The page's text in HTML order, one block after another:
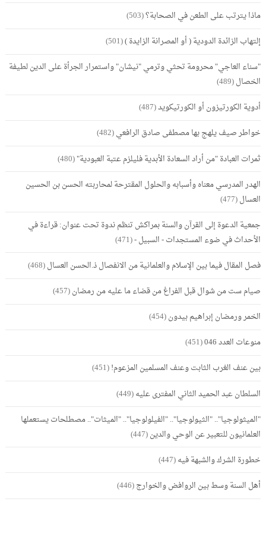
ماذا يترتب على الطعن في الصحابة؟(503)
إلتهاب الزائدة الدودية ( أو المصرانة الزايدة )(501)
"سناء العاجي" محرومة تحثي وترمي "نيشان" واستمرار الجرأة على الدين لطيفة
الخصال(489)
أدوية الكورتيزون أو الكورتيكويد(487)
خواطر صيف يلهج بها مصطفى صادق الرافعي(482)
ثمرات العبادة "من أراد السعادة الأبدية فليلزم عتبة العبودية"(480)
الهدر المدرسي معناه وأسبابه والحلول المقترحة لمحاربته الحسن بن الحسين
العسال(477)
جمعية الدعوة إلى القرآن والسنة بمراكش تنظم ندوة تحت عنوان: قراءة في
الأحداث في ضوء المستجدات - السبيل -(471)
فصل المقال فيما بين الإسلام والعلمانية من الانفصال ذ.الحسن العسال(468)
صيام ست من شوال قبل الفراغ من قضاء ما عليه من رمضان(457)
الخمر ورمضان إبراهيم بيدون(454)
منوعات العدد 046
(451)
بين عنف الغرب الثابت وعنف المسلمين المزعوم!(451)
السلطان عبد الحميد الثاني المفترى عليه(449)
"الميثولوجيا".. "الثيولوجيا".. "الفيلولوجيا".. "الميثات".. مصطلحات يستعملها
العلمانيون للتعبير عن الوحي والدين(447)
خطورة الشرك والشبهة فيه(447)
أهل السنة وسط بين الروافض والخوارج(446)